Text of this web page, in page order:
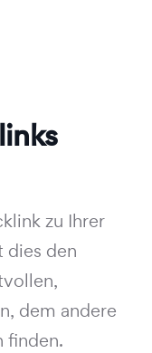
zu Ihrer
dies den
dem andere
finden.